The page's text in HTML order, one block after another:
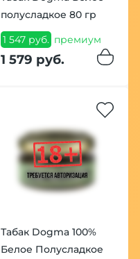
полусладкое 80 гр
1 547 руб. премиум
1 579 руб.
Табак Dogma 100%
Белое Полусладкое